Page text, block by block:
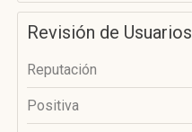
Revisión de Usuarios
Reputación
Positiva